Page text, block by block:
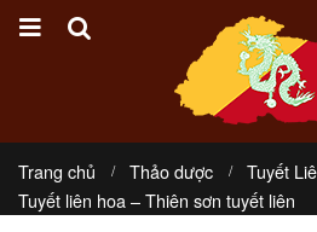
Trang chủ Thảo dược
Tuyết
Tuyết liên hoa – Thiên sơn tuyết liên